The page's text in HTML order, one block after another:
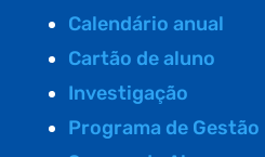
Calendário anual
Cartão de aluno
Investigação
Programa de Gestão